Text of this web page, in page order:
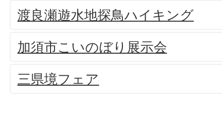
渡良瀬遊水地探鳥ハイキング
加須市こいのぼり展示会
三県境フェア